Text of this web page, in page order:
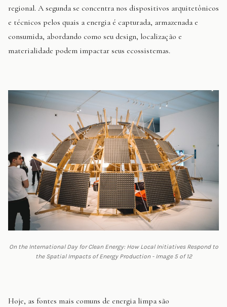
regional. A segunda se concentra nos dispositivos arquitetônicos
e técnicos pelos quais a energia é capturada, armazenada e
consumida, abordando como seu design, localização e
materialidade podem impactar seus ecossistemas.
On the International Day for Clean Energy: How Local Initiatives Respond to
the Spatial Impacts of Energy Production - Image 5 of 12
Hoje, as fontes mais comuns de energia limpa são